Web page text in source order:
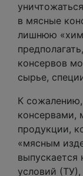
в мясные
лишнюю
консервов
сырье,
К
консервами,
продукции,
«мясным
выпускается
условий